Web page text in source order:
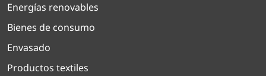
Energías renovables
Bienes de consumo
Envasado
Productos textiles